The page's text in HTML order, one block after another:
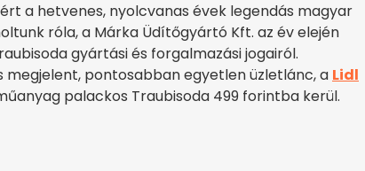
a hetvenes, nyolcvanas évek legendás magyar
róla, a Márka Üdítőgyártó Kft. az év elején
gyártási és forgalmazási jogairól.
pontosabban egyetlen üzletlánc, a Lidl
palackos Traubisoda 499 forintba kerül.